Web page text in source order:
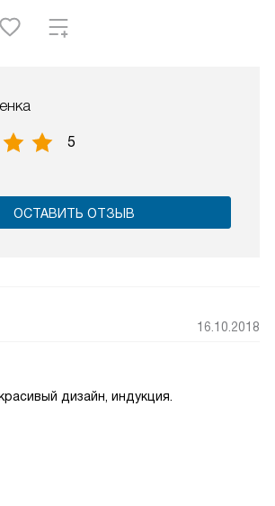
5
ОСТАВИТЬ ОТЗЫВ
16.10.2018
дизайн, индукция.